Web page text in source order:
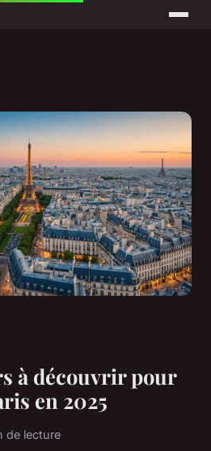
à découvrir pour
en 2025
de lecture